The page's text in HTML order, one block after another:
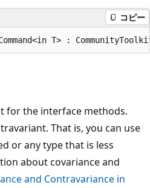
コピー
T> :
for the interface methods.
That is, you can use
or any type that is less
about covariance and
and Contravariance in